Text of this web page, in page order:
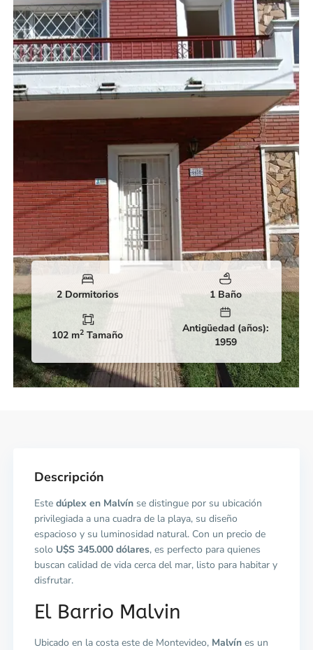
2 Dormitorios 1 Baño
102 m2 Tamaño
Antigüedad (años):
1959
Descripción
Este dúplex en Malvínse distingue por su ubicación
privilegiada a una cuadra de la playa, su diseño
espacioso y su luminosidad natural. Con un precio de
solo U$S 345.000 dólares, es perfecto para quienes
buscan calidad de vida cerca del mar, listo para habitar y
disfrutar.
El Barrio Malvin
Ubicado en la costa este de Montevideo, Malvínes un